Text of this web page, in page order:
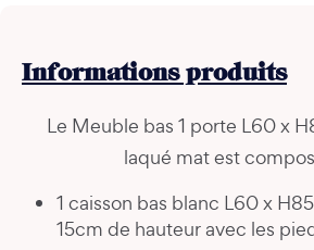
Informationsproduits
Le Meuble bas 1 porte L60 x
laqué mat est
1 caisson bas blanc L60 x
15cm de hauteur avec les